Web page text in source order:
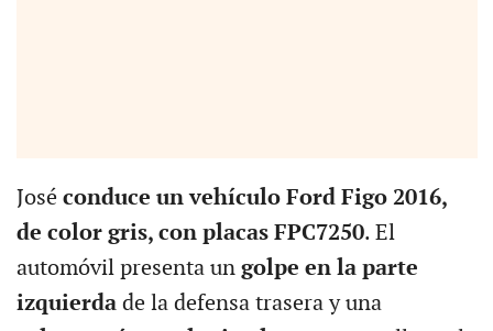
José conduce un vehículo Ford Figo 2016,
de color gris, con placas FPC7250. El
automóvil presenta un golpe en la parte
izquierdade la defensa trasera y una